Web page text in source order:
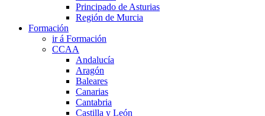
Principado de Asturias
Región de Murcia
Formación
ir á Formación
CCAA
Andalucía
Aragón
Baleares
Canarias
Cantabria
Castilla y León